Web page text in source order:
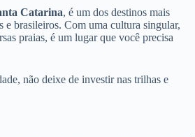
Catarina, é um dos destinos mais
e brasileiros. Com uma cultura singular,
praias, é um lugar que você precisa
não deixe de investir nas trilhas e